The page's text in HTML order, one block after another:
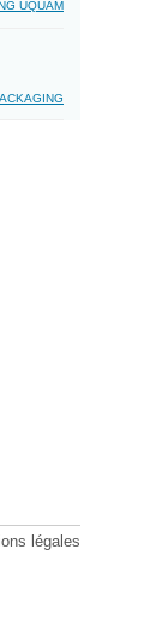
UQUAM
légales